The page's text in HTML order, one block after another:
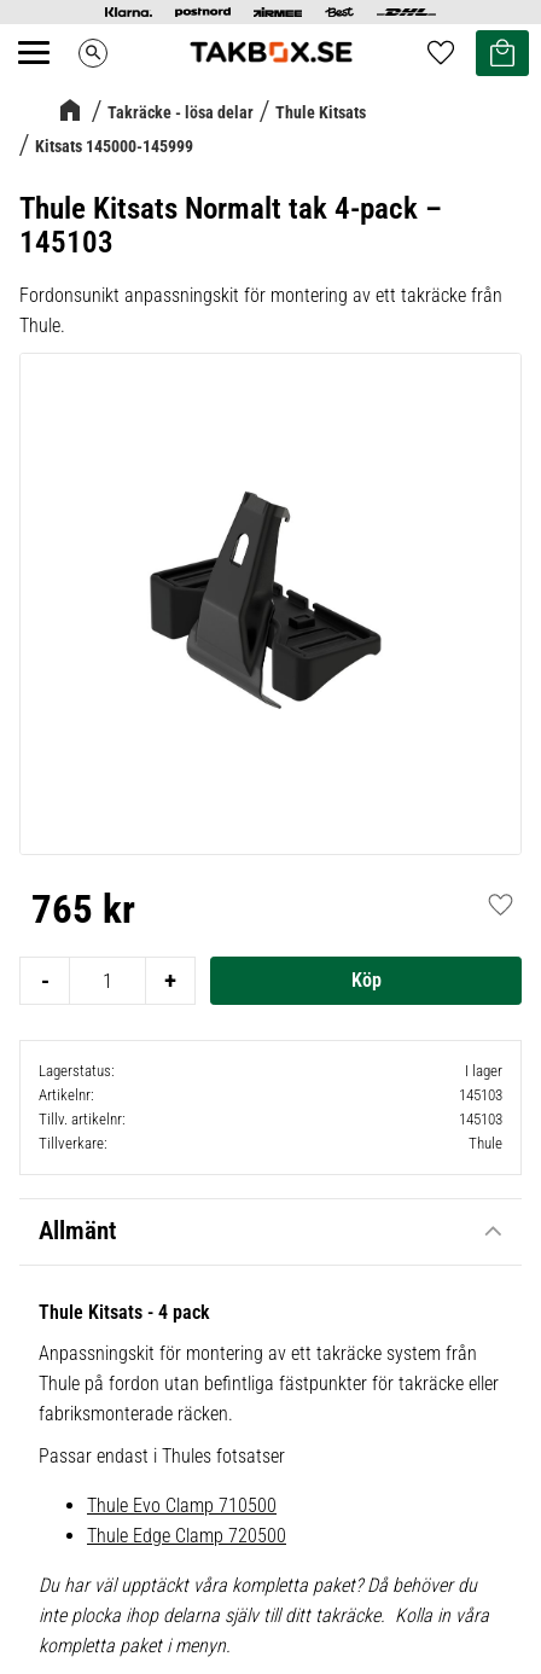
Meny search Favoriter
Kundvagn
Takräcke - lösa delar
Thule Kitsats
Kitsats 145000-145999
Thule Kitsats Normalt tak 4-pack –
145103
Fordonsunikt anpassningskit för montering av ett takräcke från
Thule.
765 kr
+
-
Lagerstatus
I lager
Artikelnr
145103
Tillv. artikelnr
145103
Tillverkare
Thule
Allmänt
Thule Kitsats - 4 pack
Anpassningskit för montering av ett takräcke system från
Thule på fordon utan befintliga fästpunkter för takräcke eller
fabriksmonterade räcken.
Passar endast i Thules fotsatser
Thule Evo Clamp 710500
Thule Edge Clamp 720500
Du har väl upptäckt våra kompletta paket? Då behöver du
inte plocka ihop delarna själv till ditt takräcke. Kolla in våra
kompletta paket i menyn.